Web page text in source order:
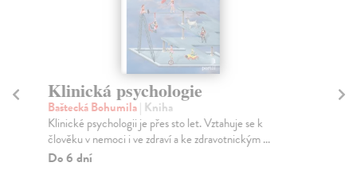
Klinická psychologie
Baštecká Bohumila| Kniha
Klinické psychologii je přes sto let. Vztahuje se k
člověku v nemoci i ve zdraví a ke zdravotnickým ...
Do 6 dní